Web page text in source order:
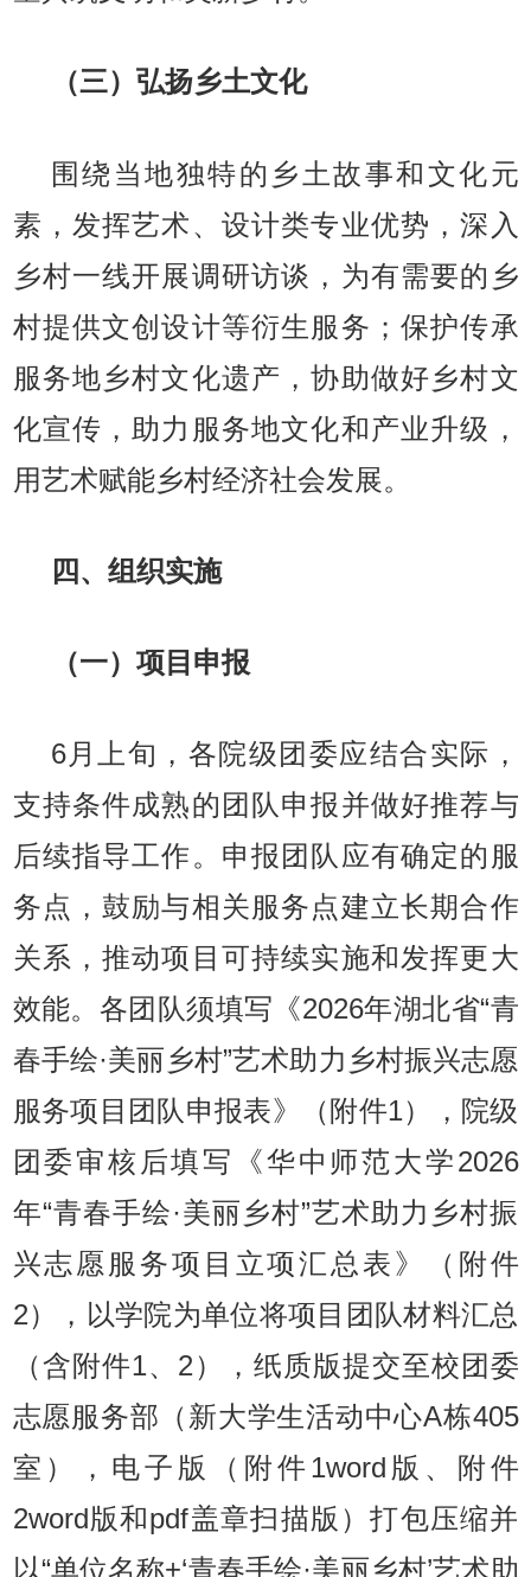
（三）弘扬乡土文化
围绕当地独特的乡土故事和文化元
素，发挥艺术、设计类专业优势，深入
乡村一线开展调研访谈，为有需要的乡
村提供文创设计等衍生服务；保护传承
服务地乡村文化遗产，协助做好乡村文
化宣传，助力服务地文化和产业升级，
用艺术赋能乡村经济社会发展。
四、组织实施
（一）项目申报
6月上旬，各院级团委应结合实际，
支持条件成熟的团队申报并做好推荐与
后续指导工作。申报团队应有确定的服
务点，鼓励与相关服务点建立长期合作
关系，推动项目可持续实施和发挥更大
效能。各团队须填写《2026年湖北省“青
春手绘·美丽乡村”艺术助力乡村振兴志愿
服务项目团队申报表》（附件1），院级
团委审核后填写《华中师范大学2026
年“青春手绘·美丽乡村”艺术助力乡村振
兴志愿服务项目立项汇总表》（附件
2），以学院为单位将项目团队材料汇总
（含附件1、2），纸质版提交至校团委
志愿服务部（新大学生活动中心A栋405
室），电子版（附件1word版、附件
2word版和pdf盖章扫描版）打包压缩并
以“单位名称+‘青春手绘·美丽乡村’艺术助